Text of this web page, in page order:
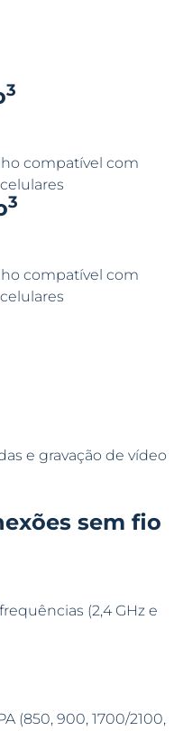
3
compatível com
3
compatível com
e gravação de vídeo
sem fio
(2,4 GHz e
(850, 900, 1700/2100,